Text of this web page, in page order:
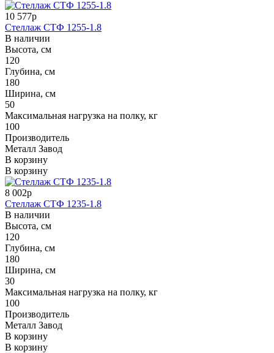
10 577р
Стеллаж СТФ 1255-1.8
В наличии
Высота, см
120
Глубина, см
180
Ширина, см
50
Максимальная нагрузка на полку, кг
100
Производитель
Металл Завод
В корзину
В корзину
8 002р
Стеллаж СТФ 1235-1.8
В наличии
Высота, см
120
Глубина, см
180
Ширина, см
30
Максимальная нагрузка на полку, кг
100
Производитель
Металл Завод
В корзину
В корзину